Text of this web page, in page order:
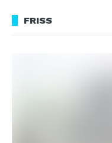
FRISS